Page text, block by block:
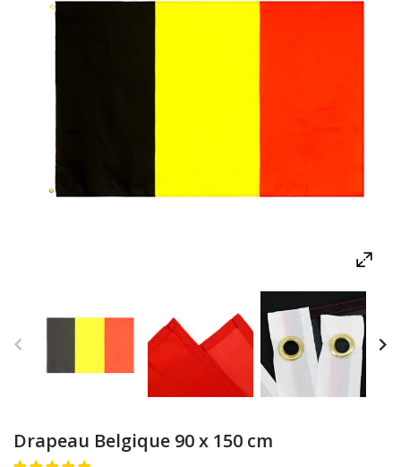
Drapeau Belgique 90 x 150 cm